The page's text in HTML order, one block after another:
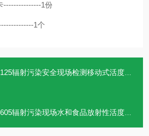
---------------1份
1个
辐射污染安全现场检测移动式活度测量系统
辐射污染现场水和食品放射性活度测量仪